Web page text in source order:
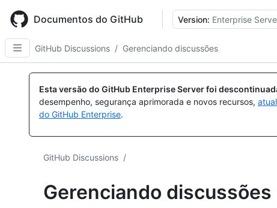
main
content
Documentos do GitHub Version: Enterprise
GitHub Discussions / Gerenciando discussões
Esta versão do GitHub Enterprise Server foi
desempenho, segurança aprimorada e novos recursos,
do GitHub Enterprise.
GitHub Discussions /
Gerenciando